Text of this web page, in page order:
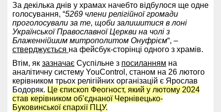
За декілька днів у храмах начебто відбулося ще одне
голосування, “5269 члени релігійної громади
проголосували за те, щоби залишитися в лоні
Української Православної Церкви на чолі з
Блаженнійшим митрополитом Онуфрієм“, –
стверджується на фейсбук-сторінці одного з храмів.
Втім, як зазначає Суспільне з посиланням на
аналітичну систему YouControl, станом на 26 лютого
керівником трьох релігійних організацій є Ярослав
Бодоряк. Це єпископ Феогност, який у лютому 2024
став керівником об’єднаної Чернівецько-
Буковинської єпархії ПЦУ.